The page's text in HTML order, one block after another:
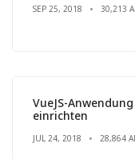
SEP 25, 2018 30,213
VueJS-
einrichten
JUL 24, 2018 28,864